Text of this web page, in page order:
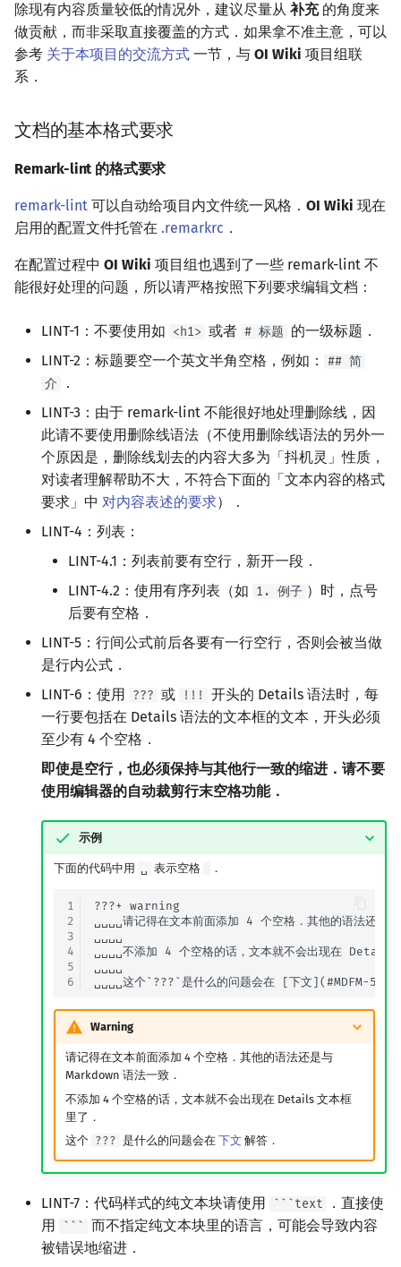
除现有内容质量较低的情况外，建议尽量从 补充的角度来
做贡献，而非采取直接覆盖的方式．如果拿不准主意，可以
参考 关于本项目的交流方式 一节，与 OI Wiki 项目组联
系．
文档的基本格式要求
Remark-lint 的格式要求
remark-lint 可以自动给项目内文件统一风格． OI Wiki 现在
启用的配置文件托管在 .remarkrc ．
在配置过程中 OI Wiki 项目组也遇到了一些 remark-lint 不
能很好处理的问题，所以请严格按照下列要求编辑文档：
LINT-1：不要使用如 <h1> 或者 # 标题 的一级标题．
LINT-2：标题要空一个英文半角空格，例如：
## 简
介
．
LINT-3：由于 remark-lint 不能很好地处理删除线，因
此请不要使用删除线语法（不使用删除线语法的另外一
个原因是，删除线划去的内容大多为「抖机灵」性质，
对读者理解帮助不大，不符合下面的「文本内容的格式
要求」中 对内容表述的要求）．
LINT-4：列表：
LINT-4.1：列表前要有空行，新开一段．
LINT-4.2：使用有序列表（如 1. 例子 ）时，点号
后要有空格．
LINT-5：行间公式前后各要有一行空行，否则会被当做
是行内公式．
LINT-6：使用 ??? 或 !!!
开头的 Details 语法时，每
一行要包括在 Details 语法的文本框的文本，开头必须
至少有 4 个空格．
即使是空行，也必须保持与其他行一致的缩进．请不要
使用编辑器的自动裁剪行末空格功能．
示例
下面的代码中用 表示空格 ．
1
2
3
4
5
6
???+ warning
␣␣␣␣请记得在文本前面添加 4 个空格．其他的语法还是
␣␣␣␣不添加 4 个空格的话，文本就不会出现在
Warning
请记得在文本前面添加 4 个空格．其他的语法还是与
Markdown 语法一致．
不添加 4 个空格的话，文本就不会出现在 Details 文本框
里了．
这个 ??? 是什么的问题会在 下文 解答．
LINT-7：代码样式的纯文本块请使用 ```text
．直接使
用
``` 而不指定纯文本块里的语言，可能会导致内容
被错误地缩进．